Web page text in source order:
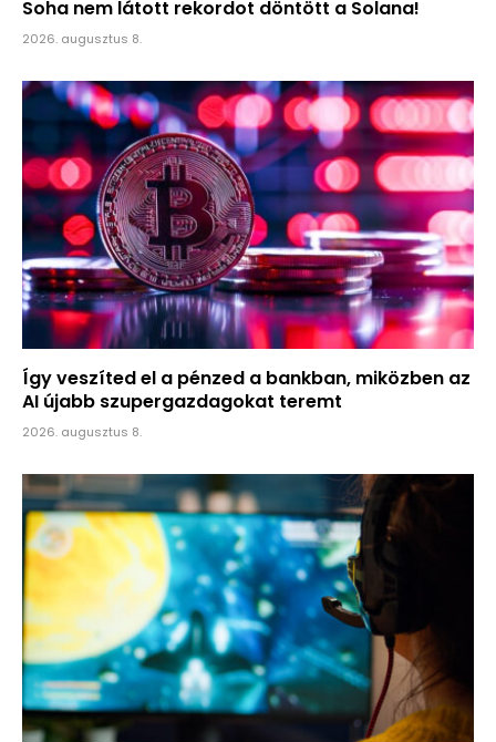
Soha nem látott rekordot döntött a Solana!
2026. augusztus 8.
Így veszíted el a pénzed a bankban, miközben az
AI újabb szupergazdagokat teremt
2026. augusztus 8.